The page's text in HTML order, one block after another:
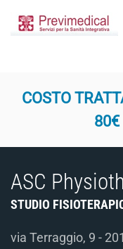
COSTO
80€
ASC
STUDIO
via Terraggio, 9 -